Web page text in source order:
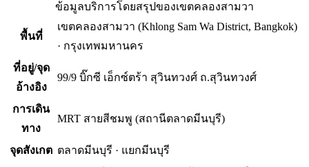
ข้อมูลบริการโดยสรุปของเขตคลองสามวา
พื้นที่
เขตคลองสามวา (Khlong Sam Wa District, Bangkok)
· กรุงเทพมหานคร
ที่อยู่/จุด
อ้างอิง
99/9 บิ๊กซี เอ็กซ์ตร้า สุวินทวงศ์ ถ.สุวินทวงศ์
การเดิน
ทาง
MRT สายสีชมพู (สถานีตลาดมีนบุรี)
จุดสังเกต ตลาดมีนบุรี · แยกมีนบุรี